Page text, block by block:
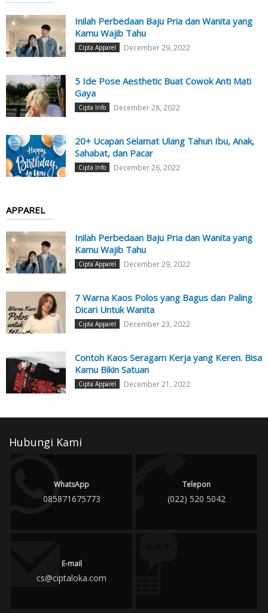
Inilah Perbedaan Baju Pria dan Wanita yang
Kamu Wajib Tahu
Cipta Apparel December 29, 2022
5 Ide Pose Aesthetic Buat Cowok Anti Mati
Gaya
Cipta Info December 28, 2022
20+ Ucapan Selamat Ulang Tahun Ibu, Anak,
Sahabat, dan Pacar
Cipta Info December 26, 2022
APPAREL
Inilah Perbedaan Baju Pria dan Wanita yang
Kamu Wajib Tahu
Cipta Apparel December 29, 2022
7 Warna Kaos Polos yang Bagus dan Paling
Dicari Untuk Wanita
Cipta Apparel December 23, 2022
Contoh Kaos Seragam Kerja yang Keren. Bisa
Kamu Bikin Satuan
Cipta Apparel December 21, 2022
Hubungi Kami
WhatsApp
085871675773
Telepon
(022) 520 5042
E-mail
cs@ciptaloka.com